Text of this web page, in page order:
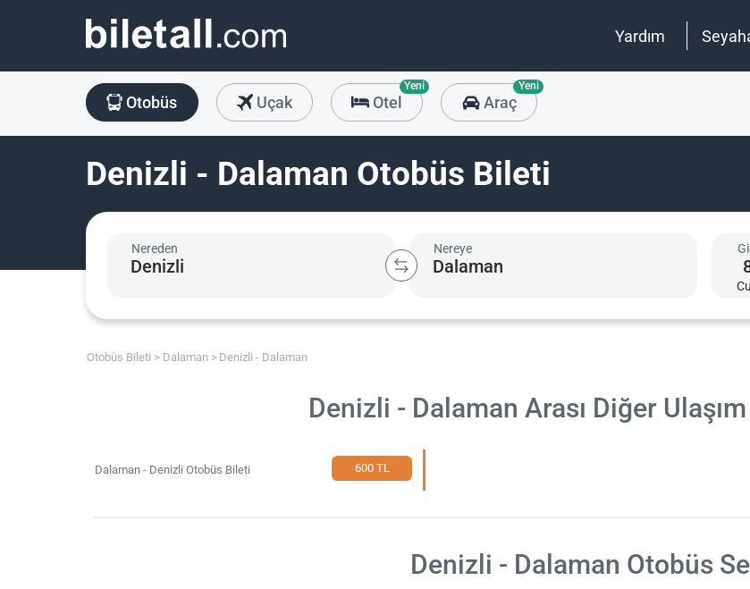
Yardım
Otobüs Uçak Otel
Yeni
Araç
Yeni
Denizli - Dalaman Otobüs Bileti
Nereden Nereye
Otobüs Bileti Dalaman Denizli - Dalaman
Denizli - Dalaman Arası Diğer
Dalaman - Denizli Otobüs Bileti 600 TL
Denizli - Dalaman Otobüs